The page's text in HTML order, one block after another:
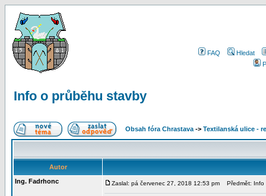
FAQ
Hledat
Info o průběhu stavby
Obsah fóra Chrastava -> Textilanská ulice -
Autor
Ing. Fadrhonc
Zaslal: pá červenec 27, 2018 12:53 pm Předmět: Info